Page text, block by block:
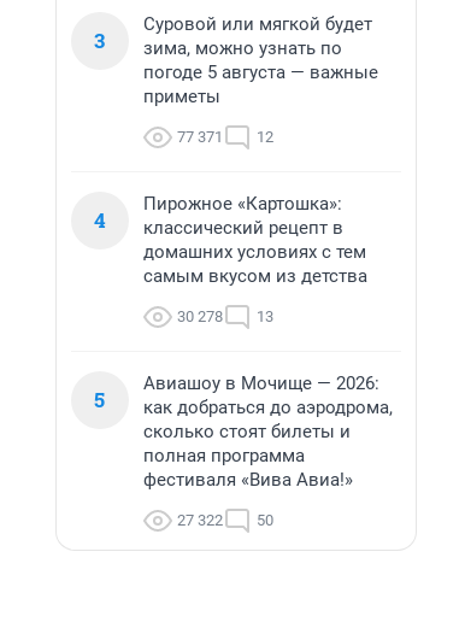
3
Суровой или мягкой будет
зима, можно узнать по
погоде 5 августа — важные
приметы
77 371 12
4
Пирожное «Картошка»:
классический рецепт в
домашних условиях с тем
самым вкусом из детства
30 278 13
5
Авиашоу в Мочище — 2026:
как добраться до аэродрома,
сколько стоят билеты и
полная программа
фестиваля «Вива Авиа!»
27 322 50